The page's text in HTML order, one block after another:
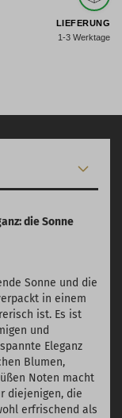
LIEFERUNG
1-3 Werktage
die Sonne
Sonne und die
in einem
ist. Es ist
und
Eleganz
Blumen,
Noten macht
diejenigen, die
erfrischend als